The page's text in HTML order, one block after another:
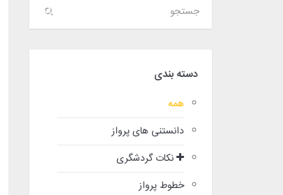
دسته بندی
همه
دانستنی های پرواز
نکات گردشگری
خطوط پرواز